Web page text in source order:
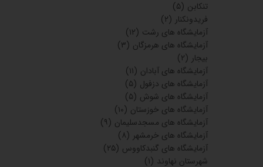
تنکابن (۵)
فریدونکنار (۲)
آزمایشگاه های رشت (۱۲)
آزمایشگاه های هرمزگان (۳)
بیجار (۲)
آزمایشگاه های آبادان (۱۱)
آزمایشگاه های دزفول (۵)
آزمایشگاه های شوش (۵)
آزمایشگاه های خوزستان (۱۰)
آزمایشگاه های مسجدسلیمان (۹)
آزمایشگاه های خرمشهر (۸)
آزمایشگاه های گنبدکاووس (۲۵)
شهرستان نهاوند (۱)